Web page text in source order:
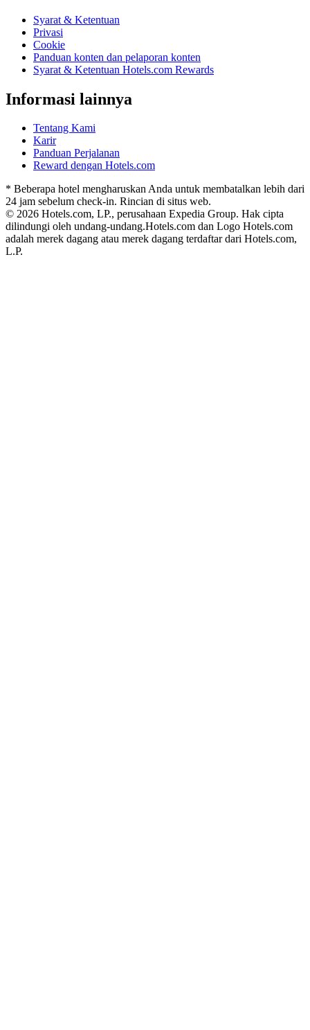
Syarat & Ketentuan
Privasi
Cookie
Panduan konten dan pelaporan konten
Syarat & Ketentuan Hotels.com Rewards
Informasi lainnya
Tentang Kami
Karir
Panduan Perjalanan
Reward dengan Hotels.com
* Beberapa hotel mengharuskan Anda untuk membatalkan lebih dari
24 jam sebelum check-in. Rincian di situs web.
© 2026 Hotels.com, LP., perusahaan Expedia Group. Hak cipta
dilindungi oleh undang-undang.Hotels.com dan Logo Hotels.com
adalah merek dagang atau merek dagang terdaftar dari Hotels.com,
L.P.